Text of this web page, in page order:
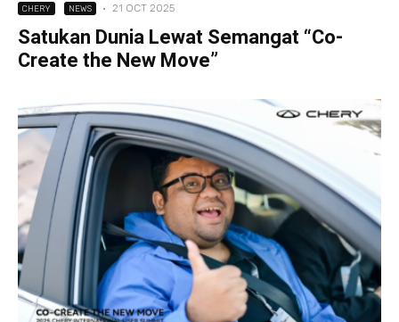
CHERY NEWS · 21 OCT 2025
Satukan Dunia Lewat Semangat “Co-
Create the New Move”